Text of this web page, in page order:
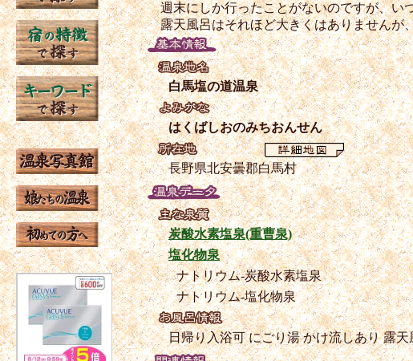
週末にしか行ったことがないのですが、い
露天風呂はそれほど大きくはありませんが
白馬塩の道温泉
はくばしおのみちおんせん
長野県北安曇郡白馬村
炭酸水素塩泉(重曹泉)
塩化物泉
ナトリウム-炭酸水素塩泉
ナトリウム-塩化物泉
日帰り入浴可にごり湯かけ流しあり露天